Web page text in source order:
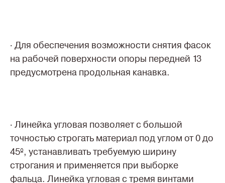
· Для обеспечения возможности снятия фасок
на рабочей поверхности опоры передней 13
предусмотрена продольная канавка.
· Линейка угловая позволяет с большой
точностью строгать материал под углом от 0 до
45º, устанавливать требуемую ширину
строгания и применяется при выборке
фальца. Линейка угловая с тремя винтами